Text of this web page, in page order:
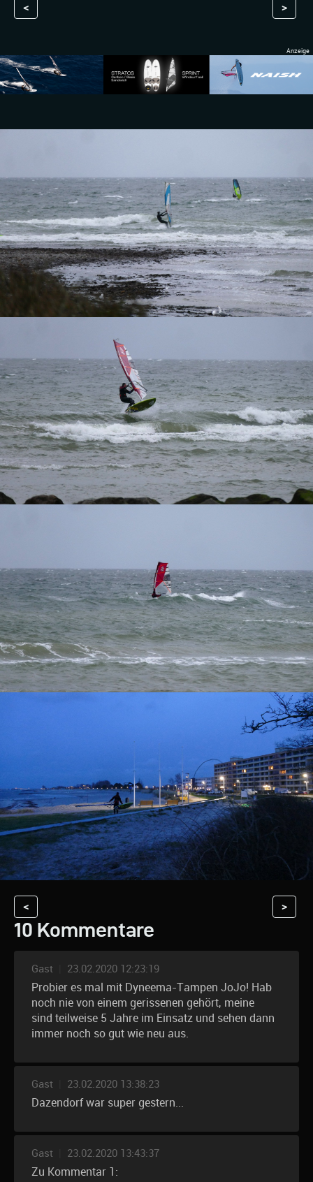
< >
< >
10 Kommentare
Gast 23.02.2020 12:23:19
Probier es mal mit Dyneema-Tampen JoJo! Hab
noch nie von einem gerissenen gehört, meine
sind teilweise 5 Jahre im Einsatz und sehen dann
immer noch so gut wie neu aus.
Gast 23.02.2020 13:38:23
Dazendorf war super gestern...
Gast 23.02.2020 13:43:37
Zu Kommentar 1: